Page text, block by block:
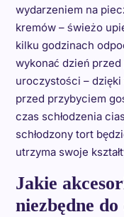
wydarzeniem na
kremów – świeżo
kilku godzinach
wykonać dzień
uroczystości –
przed przybyciem
czas schłodzenia
schłodzony tort
utrzyma swoje
Jakie
niezbędne